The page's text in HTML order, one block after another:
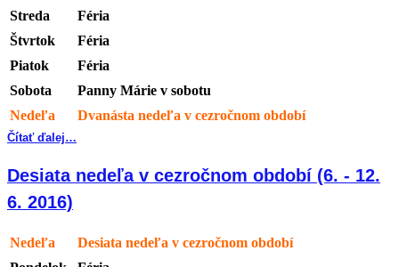
Streda
Féria
Štvrtok
Féria
Piatok
Féria
Sobota
Panny Márie v sobotu
Nedeľa
Dvanásta nedeľa v cezročnom období
Čítať ďalej…
Desiata nedeľa v cezročnom období (6. - 12.
6. 2016)
Nedeľa
Desiata nedeľa v cezročnom období